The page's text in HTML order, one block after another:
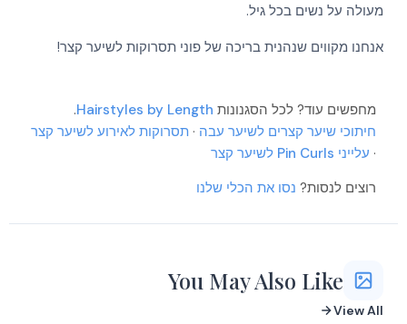
More
More
More
More
More
More
More
מעולה על נשים בכל גיל.
אנחנו מקווים שנהנית בריכה של פוני תסרוקות לשיער קצר!
מחפשים עוד? לכל הסגנונות Hairstyles by Length
.
חיתוכי שיער קצרים לשיער עבה · תסרוקות לאירוע לשיער קצר
· עלייני Pin Curls לשיער קצר
רוצים לנסות? נסו את הכלי שלנו
You May Also Like
View All